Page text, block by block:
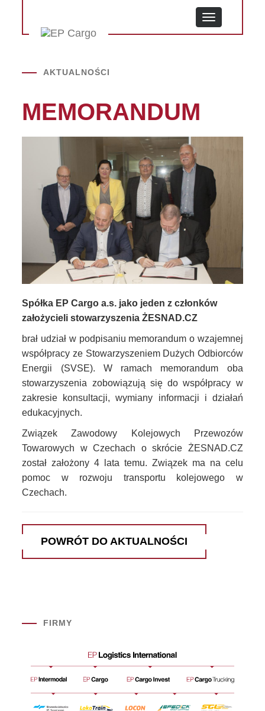
MENU
AKTUALNOŚCI
MEMORANDUM
Spółka EP Cargo a.s. jako jeden z członków
założycieli stowarzyszenia ŻESNAD.CZ
brał udział w podpisaniu memorandum o wzajemnej
współpracy ze Stowarzyszeniem Dużych Odbiorców
Energii (SVSE). W ramach memorandum oba
stowarzyszenia zobowiązują się do współpracy w
zakresie konsultacji, wymiany informacji i działań
edukacyjnych.
Związek Zawodowy Kolejowych Przewozów
Towarowych w Czechach o skrócie ŻESNAD.CZ
został założony 4 lata temu. Związek ma na celu
pomoc w rozwoju transportu kolejowego w
Czechach.
POWRÓT DO AKTUALNOŚCI
FIRMY